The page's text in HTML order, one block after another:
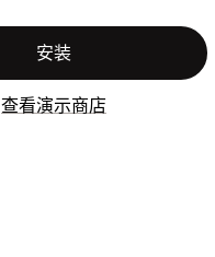
安装
查看演示商店